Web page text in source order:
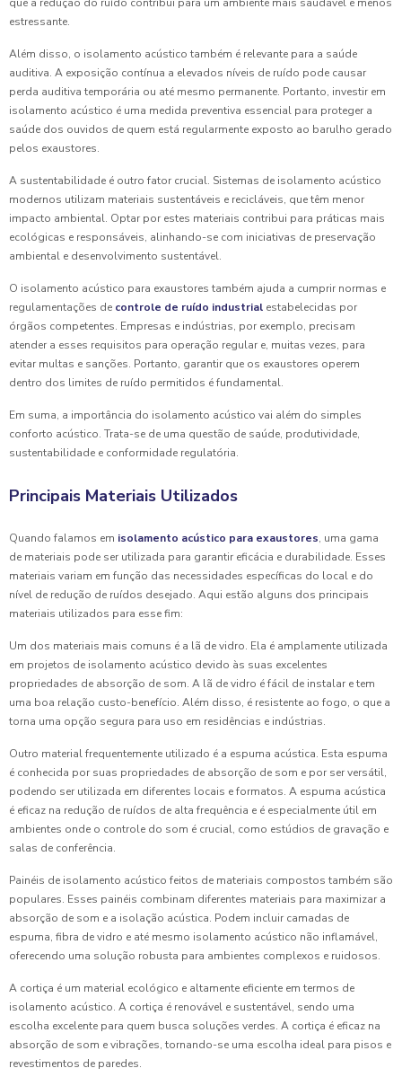
estressante.
Além disso, o isolamento acústico também é relevante para a saúde
auditiva. A exposição contínua a elevados níveis de ruído pode causar
perda auditiva temporária ou até mesmo permanente. Portanto, investir em
isolamento acústico é uma medida preventiva essencial para proteger a
saúde dos ouvidos de quem está regularmente exposto ao barulho gerado
pelos exaustores.
A sustentabilidade é outro fator crucial. Sistemas de isolamento acústico
modernos utilizam materiais sustentáveis e recicláveis, que têm menor
impacto ambiental. Optar por estes materiais contribui para práticas mais
ecológicas e responsáveis, alinhando-se com iniciativas de preservação
ambiental e desenvolvimento sustentável.
O isolamento acústico para exaustores também ajuda a cumprir normas e
regulamentações de controle de ruído industrial estabelecidas por
órgãos competentes. Empresas e indústrias, por exemplo, precisam
atender a esses requisitos para operação regular e, muitas vezes, para
evitar multas e sanções. Portanto, garantir que os exaustores operem
dentro dos limites de ruído permitidos é fundamental.
Em suma, a importância do isolamento acústico vai além do simples
conforto acústico. Trata-se de uma questão de saúde, produtividade,
sustentabilidade e conformidade regulatória.
Principais Materiais Utilizados
Quando falamos em isolamento acústico para exaustores, uma gama
de materiais pode ser utilizada para garantir eficácia e durabilidade. Esses
materiais variam em função das necessidades específicas do local e do
nível de redução de ruídos desejado. Aqui estão alguns dos principais
materiais utilizados para esse fim:
Um dos materiais mais comuns é a lã de vidro. Ela é amplamente utilizada
em projetos de isolamento acústico devido às suas excelentes
propriedades de absorção de som. A lã de vidro é fácil de instalar e tem
uma boa relação custo-benefício. Além disso, é resistente ao fogo, o que a
torna uma opção segura para uso em residências e indústrias.
Outro material frequentemente utilizado é a espuma acústica. Esta espuma
é conhecida por suas propriedades de absorção de som e por ser versátil,
podendo ser utilizada em diferentes locais e formatos. A espuma acústica
é eficaz na redução de ruídos de alta frequência e é especialmente útil em
ambientes onde o controle do som é crucial, como estúdios de gravação e
salas de conferência.
Painéis de isolamento acústico feitos de materiais compostos também são
populares. Esses painéis combinam diferentes materiais para maximizar a
absorção de som e a isolação acústica. Podem incluir camadas de
espuma, fibra de vidro e até mesmo isolamento acústico não inflamável,
oferecendo uma solução robusta para ambientes complexos e ruidosos.
A cortiça é um material ecológico e altamente eficiente em termos de
isolamento acústico. A cortiça é renovável e sustentável, sendo uma
escolha excelente para quem busca soluções verdes. A cortiça é eficaz na
absorção de som e vibrações, tornando-se uma escolha ideal para pisos e
revestimentos de paredes.